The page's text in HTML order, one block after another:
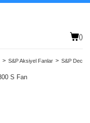
()
S&P Aksiyel Fanlar S&P Decor